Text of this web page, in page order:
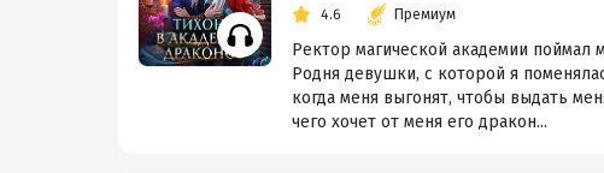
4.6 Премиум
Ректор магической академии поймал
Родня девушки, с которой я
когда меня выгонят, чтобы выдать
чего хочет от меня его дракон...